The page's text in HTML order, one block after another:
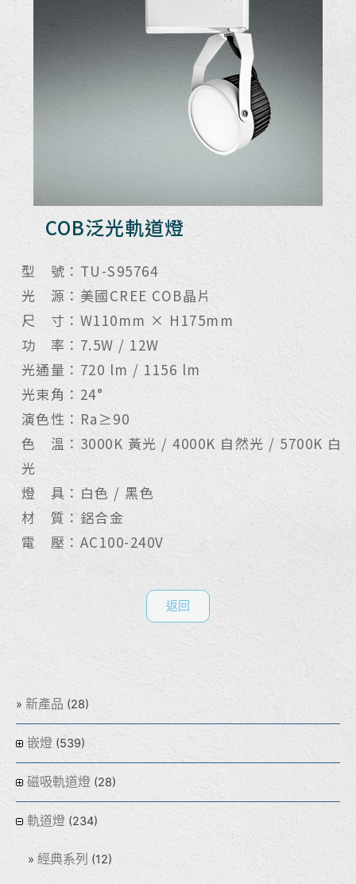
新產品 (28)
嵌燈 (539)
磁吸軌道燈 (28)
軌道燈 (234)
經典系列 (12)
COB泛光軌道燈
型 號：TU-S95764
光 源：美國CREE COB晶片
尺 寸：W110mm × H175mm
功 率：7.5W / 12W
光通量：720 lm / 1156 lm
光束角：24°
演色性：Ra≥90
色 溫：3000K 黃光 / 4000K 自然光 / 5700K 白
光
燈 具：白色 / 黑色
材 質：鋁合金
電 壓：AC100-240V
返回